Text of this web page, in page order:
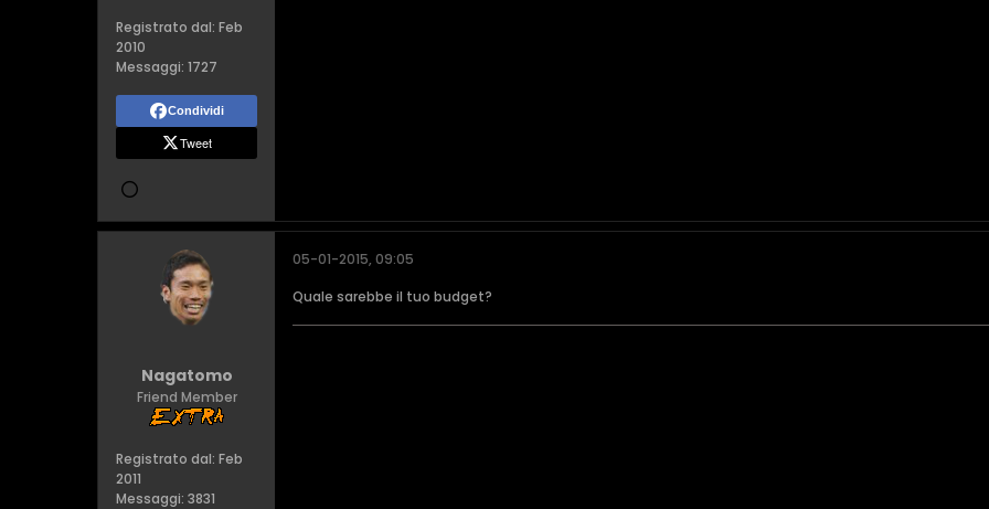
Registrato dal: Feb
2010
Messaggi: 1727
Condividi
Tweet
Nagatomo
Friend Member
Registrato dal: Feb
2011
Messaggi: 3831
05-01-2015, 09:05
Quale sarebbe il tuo budget?